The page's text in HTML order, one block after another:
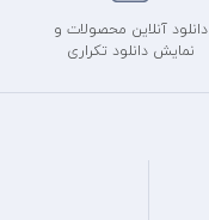
دانلود آنلاین محصولات و
نمایش دانلود تکراری